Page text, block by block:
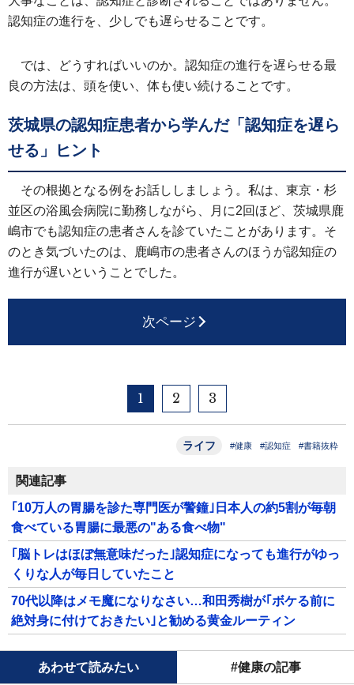
認知症の進行を、少しでも遅らせることです。
では、どうすればいいのか。認知症の進行を遅らせる最
良の方法は、頭を使い、体も使い続けることです。
茨城県の認知症患者から学んだ「認知症を遅ら
せる」ヒント
その根拠となる例をお話ししましょう。私は、東京・杉
並区の浴風会病院に勤務しながら、月に2回ほど、茨城県鹿
嶋市でも認知症の患者さんを診ていたことがあります。そ
のとき気づいたのは、鹿嶋市の患者さんのほうが認知症の
進行が遅いということでした。
次ページ
1 2 3
ライフ #健康 #認知症 #書籍抜粋
関連記事
｢10万人の胃腸を診た専門医が警鐘｣日本人の約5割が毎朝
食べている胃腸に最悪の"ある食べ物"
｢脳トレはほぼ無意味だった｣認知症になっても進行がゆっ
くりな人が毎日していたこと
70代以降はメモ魔になりなさい…和田秀樹が｢ボケる前に
絶対身に付けておきたい｣と勧める黄金ルーティン
あわせて読みたい #健康の記事